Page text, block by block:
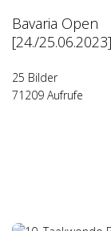
Bavaria Open
[24./25.06.2023]
25 Bilder
71209 Aufrufe